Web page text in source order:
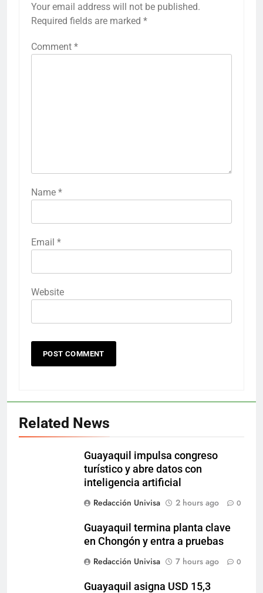
Your email address will not be published.
Required fields are marked *
Comment *
Name *
Email *
Website
Related News
Guayaquil impulsa congreso
turístico y abre datos con
inteligencia artificial
Redacción Univisa
2 hours ago 0
Guayaquil termina planta clave
en Chongón y entra a pruebas
Redacción Univisa
7 hours ago 0
Guayaquil asigna USD 15,3